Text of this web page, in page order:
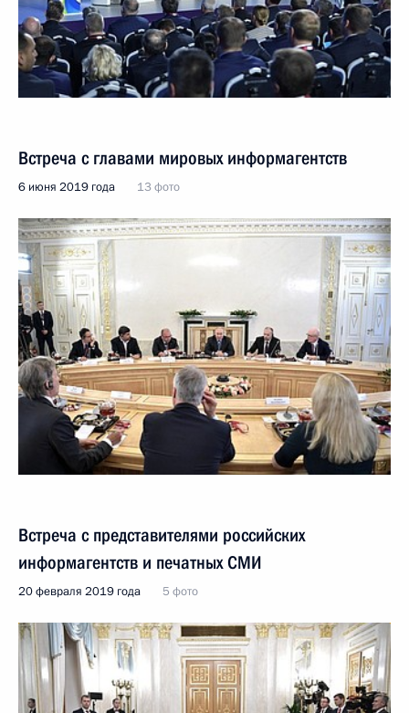
Встреча с главами мировых информагентств
6 июня 2019 года 13 фото
Встреча с представителями российских
информагентств и печатных СМИ
20 февраля 2019 года 5 фото